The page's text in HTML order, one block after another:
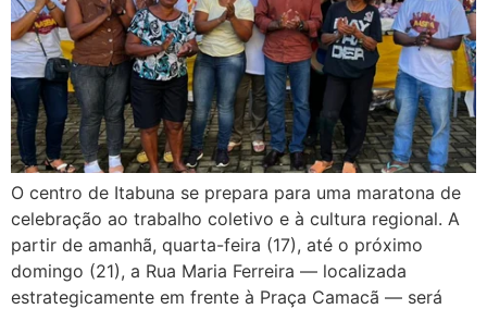
O centro de Itabuna se prepara para uma maratona de
celebração ao trabalho coletivo e à cultura regional. A
partir de amanhã, quarta-feira (17), até o próximo
domingo (21), a Rua Maria Ferreira — localizada
estrategicamente em frente à Praça Camacã — será